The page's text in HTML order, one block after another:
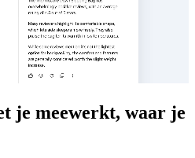
je meewerkt, waar je